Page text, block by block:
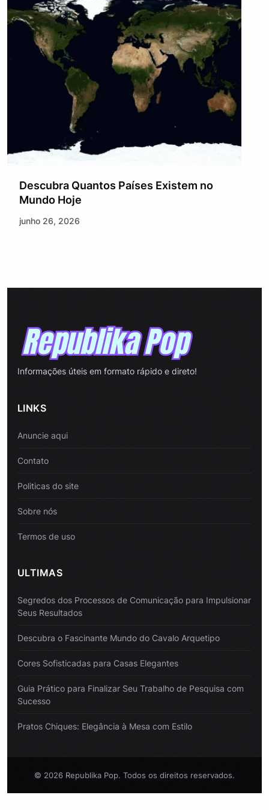
Descubra Quantos Países Existem no
Mundo Hoje
junho 26, 2026
Informações úteis em formato rápido e direto!
LINKS
Anuncie aqui
Contato
Politicas do site
Sobre nós
Termos de uso
ULTIMAS
Segredos dos Processos de Comunicação para Impulsionar
Seus Resultados
Descubra o Fascinante Mundo do Cavalo Arquetipo
Cores Sofisticadas para Casas Elegantes
Guia Prático para Finalizar Seu Trabalho de Pesquisa com
Sucesso
Pratos Chiques: Elegância à Mesa com Estilo
© 2026 Republika Pop. Todos os direitos reservados.